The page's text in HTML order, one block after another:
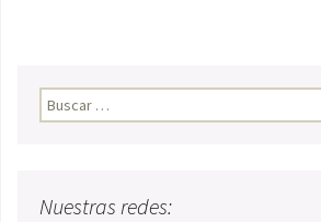
Buscar:
Nuestras redes: